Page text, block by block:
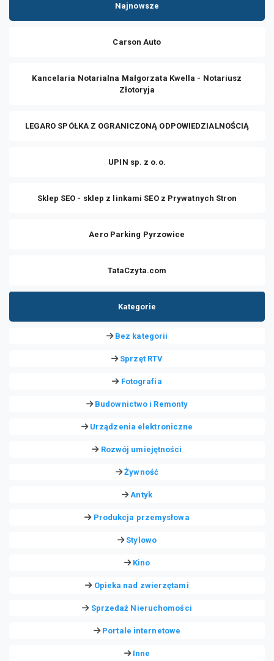
Najnowsze
Carson Auto
Kancelaria Notarialna Małgorzata Kwella - Notariusz
Złotoryja
LEGARO SPÓŁKA Z OGRANICZONĄ ODPOWIEDZIALNOŚCIĄ
UPIN sp. z o.o.
Sklep SEO - sklep z linkami SEO z Prywatnych Stron
Aero Parking Pyrzowice
TataCzyta.com
Kategorie
Bez kategorii
Sprzęt RTV
Fotografia
Budownictwo i Remonty
Urządzenia elektroniczne
Rozwój umiejętności
Żywność
Antyk
Produkcja przemysłowa
Stylowo
Kino
Opieka nad zwierzętami
Sprzedaż Nieruchomości
Portale internetowe
Inne